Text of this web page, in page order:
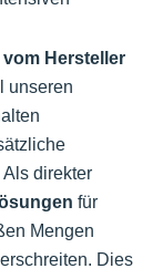
Hersteller
unseren
direkter
für
Mengen
Dies